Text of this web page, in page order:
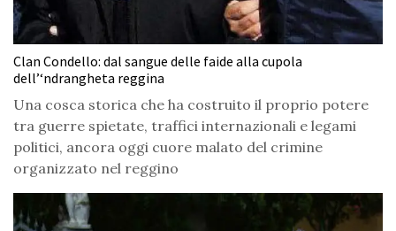
Clan Condello: dal sangue delle faide alla cupola
dell’‘ndrangheta reggina
Una cosca storica che ha costruito il proprio potere
tra guerre spietate, traffici internazionali e legami
politici, ancora oggi cuore malato del crimine
organizzato nel reggino